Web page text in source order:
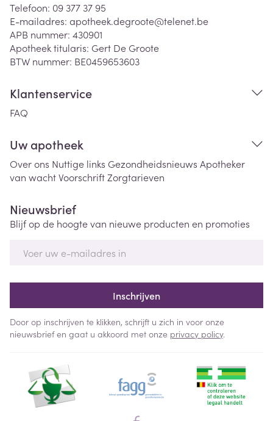
Telefoon: 09 377 37 95
E-mailadres: apotheek.degroote@telenet.be
APB nummer: 430901
Apotheek titularis: Gert De Groote
BTW nummer: BE0459653603
Klantenservice
FAQ
Uw apotheek
Over ons Nuttige links Gezondheidsnieuws Apotheker
van wachtVoorschriftZorgtarieven
Nieuwsbrief
Blijf op de hoogte van nieuwe producten en promoties
Inschrijven
Door op inschrijven te klikken, schrijft u zich in voor onze
nieuwsbrief en gaat u akkoord met onze privacy policy.